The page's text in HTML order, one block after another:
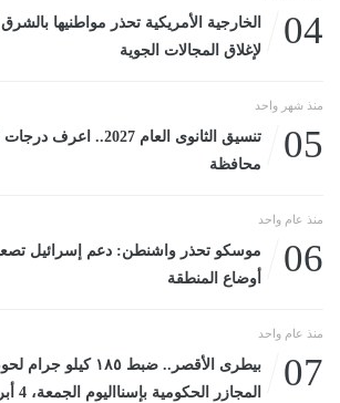
04
الخارجية الأمريكية تحذر مواطنيها
لإغلاق المجالات الجوية
منذ شهر واحد
05
محافظة
منذ عام واحد
06
موسكو تحذر واشنطن: دعم إسرائيل
أوضاع المنطقة
منذ عام واحد
07
بيطرى الأقصر.. ضبط ١٨٥
المجازر الحكومية بإسنااليوم الجمعة، 4 أبريل 2025 08:54 مـ